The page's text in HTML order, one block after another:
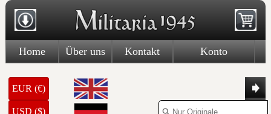
Home Über uns Kontakt Konto
EUR (€)
USD ($)